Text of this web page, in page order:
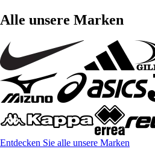
Alle unsere Marken
Entdecken Sie alle unsere Marken